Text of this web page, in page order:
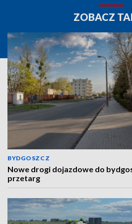
ZOBACZ
BYDGOSZCZ
Nowe drogi dojazdowe do
przetarg